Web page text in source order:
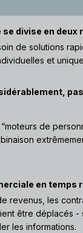
divise en
de solutions
et
de
en temps
revenus, les
être déplacés -
les informations.